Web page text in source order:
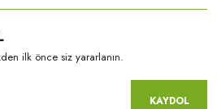
ilk önce siz yararlanın.
KAYDOL